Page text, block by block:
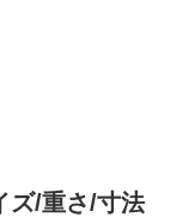
ズ/重さ/寸法